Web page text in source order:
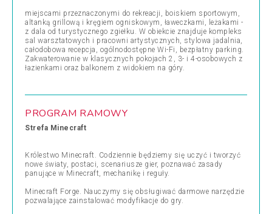
miejscami przeznaczonymi do rekreacji, boiskiem sportowym,
altanką grillową i kręgiem ogniskowym, ławeczkami, leżakami -
z dala od turystycznego zgiełku. W obiekcie znajduje kompleks
sal warsztatowych i pracowni artystycznych, stylowa jadalnia,
całodobowa recepcja, ogólnodostępne Wi-Fi, bezpłatny parking.
Zakwaterowanie w klasycznych pokojach 2, 3- i 4-osobowych z
łazienkami oraz balkonem z widokiem na góry.
PROGRAM RAMOWY
Strefa Minecraft
Królestwo Minecraft. Codziennie będziemy się uczyć i tworzyć
nowe światy, postaci, scenariusze gier, poznawać zasady
panujące w Minecraft, mechanikę i reguły.
Minecraft Forge. Nauczymy się obsługiwać darmowe narzędzie
pozwalające zainstalować modyfikacje do gry.